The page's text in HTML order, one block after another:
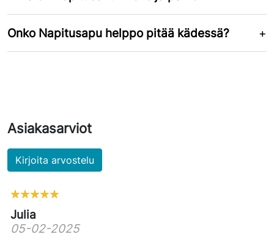
Onko Napitusapu helppo pitää kädessä?
Asiakasarviot
Kirjoita arvostelu
Julia
05-02-2025